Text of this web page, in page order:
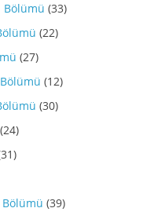
Bölümü (33)
(22)
(27)
(12)
(30)
(24)
Bölümü (39)